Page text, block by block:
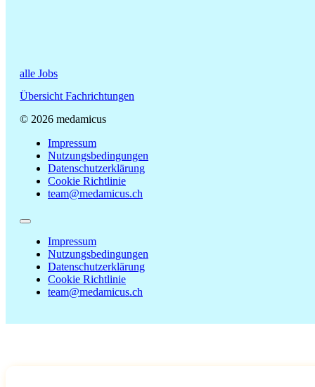
alle Jobs
Übersicht Fachrichtungen
© 2026 medamicus
Impressum
Nutzungsbedingungen
Datenschutzerklärung
Cookie Richtlinie
team@medamicus.ch
Impressum
Nutzungsbedingungen
Datenschutzerklärung
Cookie Richtlinie
team@medamicus.ch